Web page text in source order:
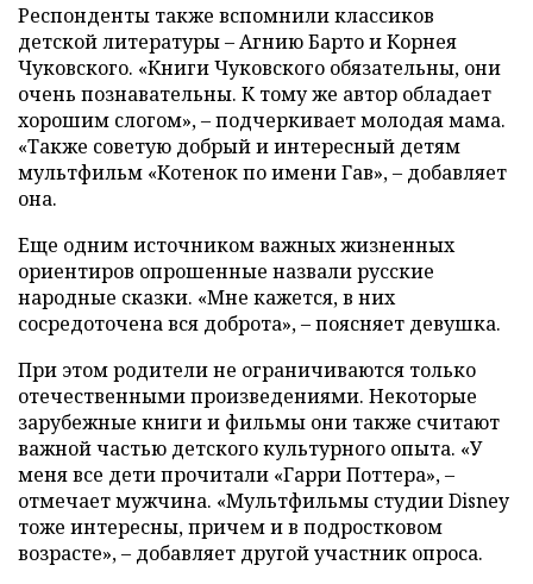
Респонденты также вспомнили классиков
детской литературы – Агнию Барто и Корнея
Чуковского. «Книги Чуковского обязательны, они
очень познавательны. К тому же автор обладает
хорошим слогом», – подчеркивает молодая мама.
«Также советую добрый и интересный детям
мультфильм «Котенок по имени Гав», – добавляет
она.
Еще одним источником важных жизненных
ориентиров опрошенные назвали русские
народные сказки. «Мне кажется, в них
сосредоточена вся доброта», – поясняет девушка.
При этом родители не ограничиваются только
отечественными произведениями. Некоторые
зарубежные книги и фильмы они также считают
важной частью детского культурного опыта. «У
меня все дети прочитали «Гарри Поттера», –
отмечает мужчина. «Мультфильмы студии Disney
тоже интересны, причем и в подростковом
возрасте», – добавляет другой участник опроса.